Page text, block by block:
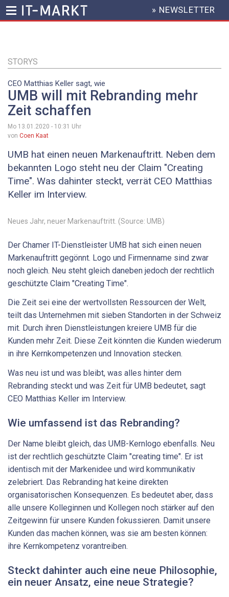
Inhalt
HEADER
MENU
» NEWSLETTER
STORYS
CEO Matthias Keller sagt, wie
UMB will mit Rebranding mehr
Zeit schaffen
Mo 13.01.2020 - 10:31 Uhr
von Coen Kaat
UMB hat einen neuen Markenauftritt. Neben dem
bekannten Logo steht neu der Claim "Creating
Time". Was dahinter steckt, verrät CEO Matthias
Keller im Interview.
Neues Jahr, neuer Markenauftritt. (Source: UMB)
Der Chamer IT-Dienstleister UMB hat sich einen neuen
Markenauftritt gegönnt. Logo und Firmenname sind zwar
noch gleich. Neu steht gleich daneben jedoch der rechtlich
geschützte Claim "Creating Time".
Die Zeit sei eine der wertvollsten Ressourcen der Welt,
teilt das Unternehmen mit sieben Standorten in der Schweiz
mit. Durch ihren Dienstleistungen kreiere UMB für die
Kunden mehr Zeit. Diese Zeit könnten die Kunden wiederum
in ihre Kernkompetenzen und Innovation stecken.
Was neu ist und was bleibt, was alles hinter dem
Rebranding steckt und was Zeit für UMB bedeutet, sagt
CEO Matthias Keller im Interview.
Wie umfassend ist das Rebranding?
Der Name bleibt gleich, das UMB-Kernlogo ebenfalls. Neu
ist der rechtlich geschützte Claim "creating time". Er ist
identisch mit der Markenidee und wird kommunikativ
zelebriert. Das Rebranding hat keine direkten
organisatorischen Konsequenzen. Es bedeutet aber, dass
alle unsere Kolleginnen und Kollegen noch stärker auf den
Zeitgewinn für unsere Kunden fokussieren. Damit unsere
Kunden das machen können, was sie am besten können:
ihre Kernkompetenz vorantreiben.
Steckt dahinter auch eine neue Philosophie,
ein neuer Ansatz, eine neue Strategie?